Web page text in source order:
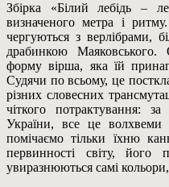
Збірка «Білий лебідь –
визначеного метра і
чергуються з верлібрами,
драбинкою
форму вірша, яка їй
Судячи по всьому, це
різних словесних
чіткого потрактування:
України, все це волхвеми
помічаємо тільки їхню
первинності світу,
увиразнюються самі